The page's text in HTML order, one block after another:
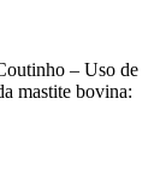
– Uso de
mastite bovina: